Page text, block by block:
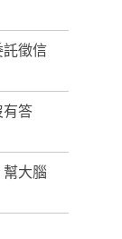
託徵信
有答
大腦